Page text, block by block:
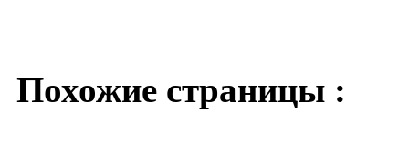
Похожие страницы :